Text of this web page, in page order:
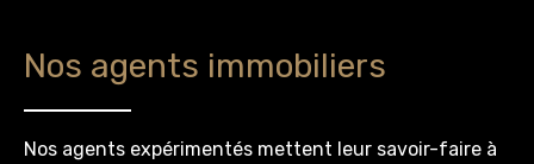
Nos agents immobiliers
Nos agents expérimentés mettent leur savoir-faire à